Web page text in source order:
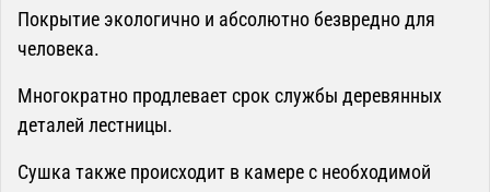
Покрытие экологично и абсолютно безвредно для
человека.
Многократно продлевает срок службы деревянных
деталей лестницы.
Сушка также происходит в камере с необходимой